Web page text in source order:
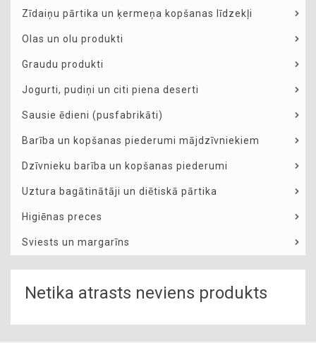
Zīdaiņu pārtika un ķermeņa kopšanas līdzekļi
Olas un olu produkti
Graudu produkti
Jogurti, pudiņi un citi piena deserti
Sausie ēdieni (pusfabrikāti)
Barība un kopšanas piederumi mājdzīvniekiem
Dzīvnieku barība un kopšanas piederumi
Uztura bagātinātāji un diētiskā pārtika
Higiēnas preces
Sviests un margarīns
Netika atrasts neviens produkts